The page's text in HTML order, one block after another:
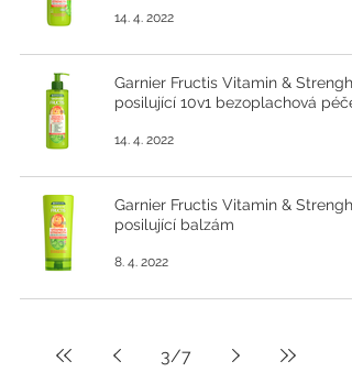
14. 4. 2022
Garnier Fructis Vitamin & Strenght
posilující 10v1 bezoplachová péče
14. 4. 2022
Garnier Fructis Vitamin & Strenght
posilující balzám
8. 4. 2022
3/7